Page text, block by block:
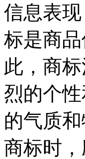
信息表
标是商
此，商
烈的个
的气质
商标时